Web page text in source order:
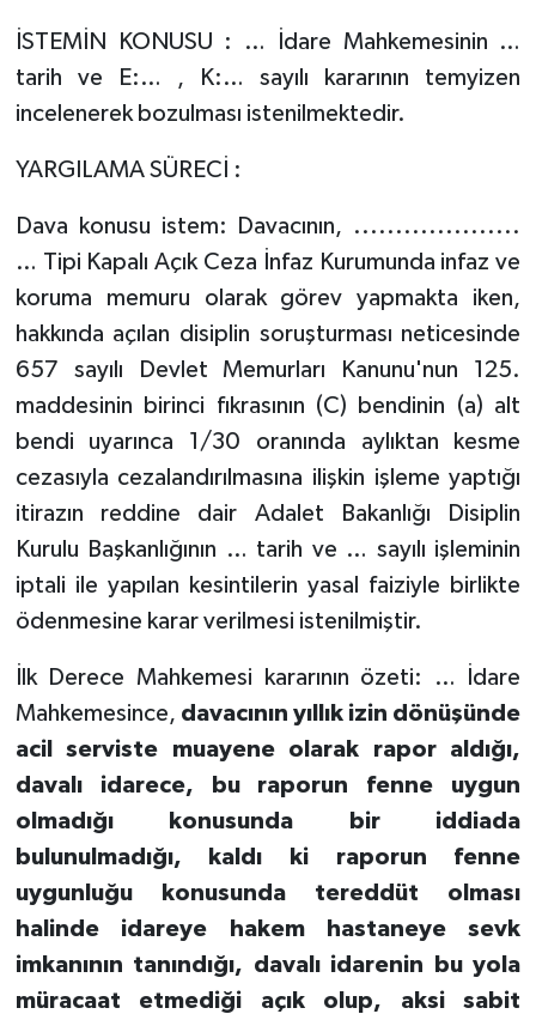
İSTEMİN KONUSU : … İdare Mahkemesinin …
tarih ve E:… , K:… sayılı kararının temyizen
incelenerek bozulması istenilmektedir.
YARGILAMA SÜRECİ :
Dava konusu istem: Davacının, ....................
… Tipi Kapalı Açık Ceza İnfaz Kurumunda infaz ve
koruma memuru olarak görev yapmakta iken,
hakkında açılan disiplin soruşturması neticesinde
657 sayılı Devlet Memurları Kanunu'nun 125.
maddesinin birinci fıkrasının (C) bendinin (a) alt
bendi uyarınca 1/30 oranında aylıktan kesme
cezasıyla cezalandırılmasına ilişkin işleme yaptığı
itirazın reddine dair Adalet Bakanlığı Disiplin
Kurulu Başkanlığının … tarih ve … sayılı işleminin
iptali ile yapılan kesintilerin yasal faiziyle birlikte
ödenmesine karar verilmesi istenilmiştir.
İlk Derece Mahkemesi kararının özeti: … İdare
Mahkemesince, davacının yıllık izin dönüşünde
acil serviste muayene olarak rapor aldığı,
davalı idarece, bu raporun fenne uygun
olmadığı konusunda bir iddiada
bulunulmadığı, kaldı ki raporun fenne
uygunluğu konusunda tereddüt olması
halinde idareye hakem hastaneye sevk
imkanının tanındığı, davalı idarenin bu yola
müracaat etmediği açık olup, aksi sabit